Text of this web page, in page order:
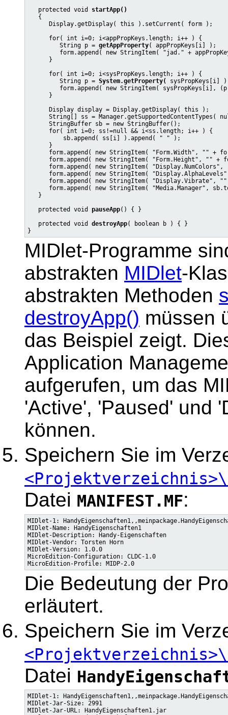
   protected void
startApp()
   {
      Display.getDisplay( this ).setCurrent( form );
      for( int i=0; i<appPropKeys.length; i++ ) {
         String p =
getAppProperty( appPropKeys[i] );
form.append( new StringItem( "jad." +
      }
      for( int i=0; i<sysPropKeys.length; i++ ) {
         String p =
System.getProperty(
sysPropKeys[i]
form.append( new StringItem( sysPropKeys[i],
      }
      Display display = Display.getDisplay( this );
String[] ss = Manager.getSupportedContentTypes(
      StringBuffer sb = new StringBuffer();
      for( int i=0; ss!=null && i<ss.length; i++ ) {
          sb.append( ss[i] ).append( " " );
      }
form.append( new StringItem( "Form.Width", "" +
form.append( new StringItem( "Form.Height", "" +
form.append( new StringItem( "Display.NumColors",
form.append( new StringItem(
form.append( new StringItem( "Display.Vibrate",
form.append( new StringItem( "Media.Manager",
   }
   protected void
pauseApp() { }
   protected void
destroyApp( boolean b ) { }
MIDlet-Programme
abstrakten MIDlet-
abstrakten Methoden
destroyApp() müssen
das Beispiel zeigt.
Application
aufgerufen, um das
'Active', 'Paused' und
können.
Speichern Sie im
Datei MANIFEST.MF:
MIDlet-1:
MIDlet-Name: HandyEigenschaften1
MIDlet-Description: Handy-Eigenschaften
MIDlet-Vendor: Torsten Horn
MIDlet-Version: 1.0.0
MicroEdition-Configuration: CLDC-1.0
Die Bedeutung der
erläutert.
Speichern Sie im
Datei
MIDlet-1:
MIDlet-Jar-Size: 2991
MIDlet-Jar-URL: HandyEigenschaften1.jar